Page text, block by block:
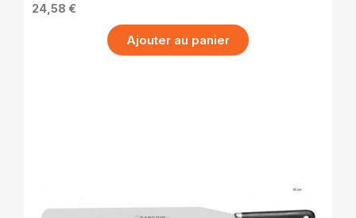
24,58 €
Ajouter au panier